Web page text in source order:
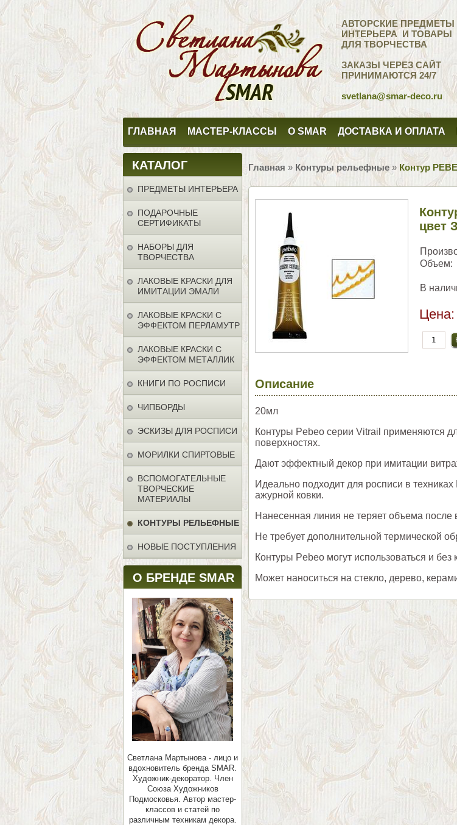
АВТОРСКИЕ ПРЕДМЕТЫ
ИНТЕРЬЕРА И ТОВАРЫ
ДЛЯ ТВОРЧЕСТВА
ЗАКАЗЫ ЧЕРЕЗ САЙТ
ПРИНИМАЮТСЯ 24/7
svetlana@smar-deco.ru
ГЛАВНАЯ МАСТЕР-КЛАССЫ О SMAR ДОСТАВКА И ОПЛАТА
КАТАЛОГ
ПРЕДМЕТЫ ИНТЕРЬЕРА
ПОДАРОЧНЫЕ
СЕРТИФИКАТЫ
НАБОРЫ ДЛЯ
ТВОРЧЕСТВА
ЛАКОВЫЕ КРАСКИ ДЛЯ
ИМИТАЦИИ ЭМАЛИ
ЛАКОВЫЕ КРАСКИ С
ЭФФЕКТОМ ПЕРЛАМУТР
ЛАКОВЫЕ КРАСКИ С
ЭФФЕКТОМ МЕТАЛЛИК
КНИГИ ПО РОСПИСИ
ЧИПБОРДЫ
ЭСКИЗЫ ДЛЯ РОСПИСИ
МОРИЛКИ СПИРТОВЫЕ
ВСПОМОГАТЕЛЬНЫЕ
ТВОРЧЕСКИЕ
МАТЕРИАЛЫ
КОНТУРЫ РЕЛЬЕФНЫЕ
НОВЫЕ ПОСТУПЛЕНИЯ
О БРЕНДЕ SMAR
Светлана Мартынова - лицо и
вдохновитель бренда SMAR.
Художник-декоратор. Член
Союза Художников
Подмосковья. Автор мастер-
классов и статей по
различным техникам декора.
Главная » Контуры рельефные » Контур
цвет
Объем:
В
Цена:
Описание
20мл
Контуры Pebeo серии Vitrail применяются
поверхностях.
Дают эффектный декор при имитации
Идеально подходит для росписи в
ажурной ковки.
Нанесенная линия не теряет объема после
Не требует дополнительной термической
Контуры Pebeo могут использоваться и без
Может наноситься на стекло, дерево,